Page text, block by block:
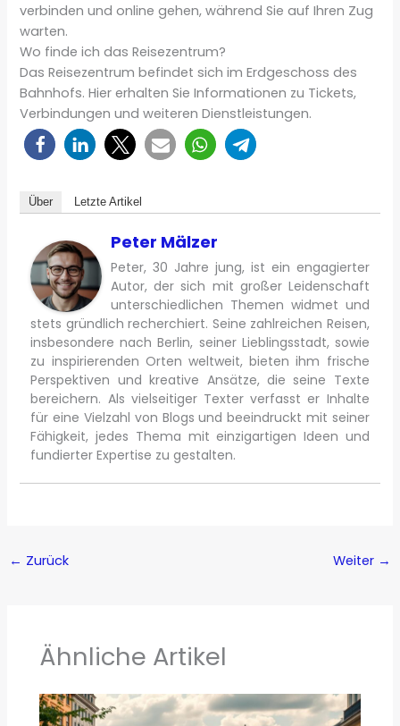
verbinden und online gehen, während Sie auf Ihren Zug
warten.
Wo finde ich das Reisezentrum?
Das Reisezentrum befindet sich im Erdgeschoss des
Bahnhofs. Hier erhalten Sie Informationen zu Tickets,
Verbindungen und weiteren Dienstleistungen.
Über Letzte Artikel
Peter Mälzer
Peter, 30 Jahre jung, ist ein engagierter
Autor, der sich mit großer Leidenschaft
unterschiedlichen Themen widmet und
stets gründlich recherchiert. Seine zahlreichen Reisen,
insbesondere nach Berlin, seiner Lieblingsstadt, sowie
zu inspirierenden Orten weltweit, bieten ihm frische
Perspektiven und kreative Ansätze, die seine Texte
bereichern. Als vielseitiger Texter verfasst er Inhalte
für eine Vielzahl von Blogs und beeindruckt mit seiner
Fähigkeit, jedes Thema mit einzigartigen Ideen und
fundierter Expertise zu gestalten.
← Zurück Weiter →
Ähnliche Artikel